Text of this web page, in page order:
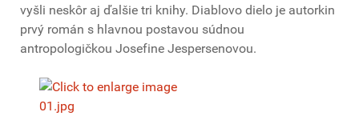
vyšli neskôr aj ďalšie tri knihy. Diablovo dielo je autorkin
prvý román s hlavnou postavou súdnou
antropologičkou Josefine Jespersenovou.